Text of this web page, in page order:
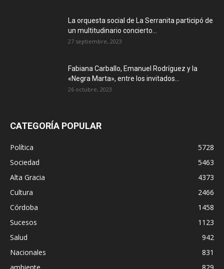
La orquesta social de La Serranita participó de
un multitudinario concierto...
27 septiembre, 2023
Fabiana Carballo, Emanuel Rodríguez y la
«Negra Marta», entre los invitados...
26 octubre, 2023
CATEGORÍA POPULAR
Política
5728
Sociedad
5463
Alta Gracia
4373
Cultura
2466
Córdoba
1458
Sucesos
1123
Salud
942
Nacionales
831
ambiente
829